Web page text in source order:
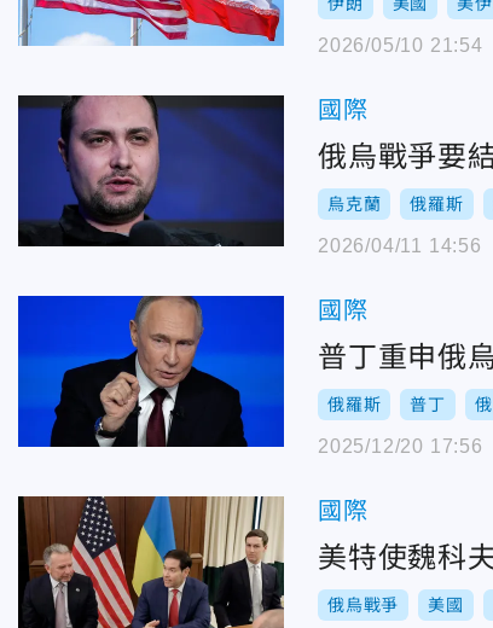
2026/05/10 21:54
國際
俄烏戰爭要
烏克蘭 俄羅斯
2026/04/11 14:56
國際
普丁重申俄
俄羅斯 普丁
2025/12/20 17:56
國際
美特使魏科
俄烏戰爭 美國